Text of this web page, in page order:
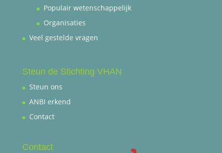
Populair wetenschappelijk
Organisaties
Veel gestelde vragen
Steun de Stichting VHAN
Steun ons
ANBI erkend
Contact
Contact